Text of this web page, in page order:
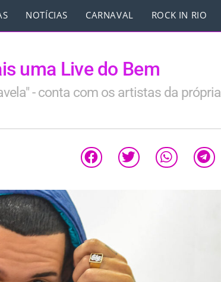
NOTÍCIAS CARNAVAL ROCK IN RIO
uma Live do Bem
- conta com os artistas da própria